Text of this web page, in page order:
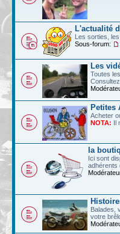
L'actualité
Les sorties,
Sous-forum:
Les
Toutes
Petites
Acheter
NOTA: Il
la
Ici sont
adhérents
Balades,
votre